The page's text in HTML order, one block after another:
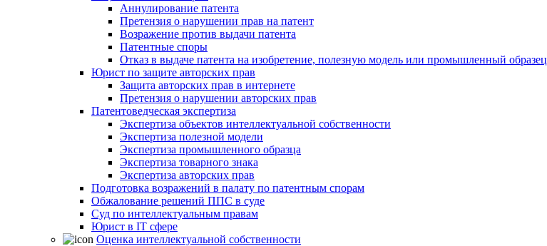
Аннулирование патента
Претензия о нарушении прав на патент
Возражение против выдачи патента
Патентные споры
Отказ в выдаче патента на изобретение, полезную модель или промышленный образец
Юрист по защите авторских прав
Защита авторских прав в интернете
Претензия о нарушении авторских прав
Патентоведческая экспертиза
Экспертиза объектов интеллектуальной собственности
Экспертиза полезной модели
Экспертиза промышленного образца
Экспертиза товарного знака
Экспертиза авторских прав
Подготовка возражений в палату по патентным спорам
Обжалование решений ППС в суде
Суд по интеллектуальным правам
Юрист в IT сфере
Оценка интеллектуальной собственности